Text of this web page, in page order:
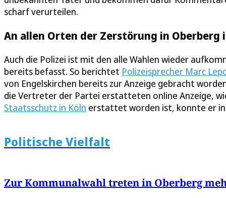
scharf verurteilen.
An allen Orten der Zerstörung in
Auch die Polizei ist mit den alle Wahlen wieder
bereits befasst. So berichtet Polizeisprecher Marc
von Engelskirchen bereits zur Anzeige gebracht
die Vertreter der Partei erstatteten online Anzeige,
Staatsschutz in Köln erstattet worden ist, konnte er
Politische Vielfalt
Zur Kommunalwahl treten in Oberberg